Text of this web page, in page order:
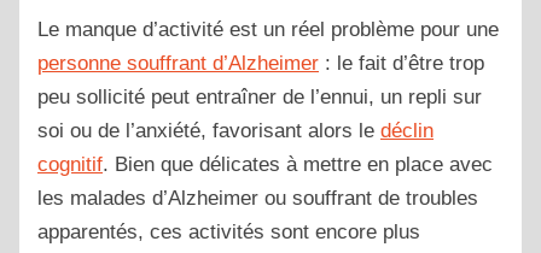
Le manque d’activité est un réel problème pour une
personne souffrant d’Alzheimer : le fait d’être trop
peu sollicité peut entraîner de l’ennui, un repli sur
soi ou de l’anxiété, favorisant alors le déclin
cognitif. Bien que délicates à mettre en place avec
les malades d’Alzheimer ou souffrant de troubles
apparentés, ces activités sont encore plus